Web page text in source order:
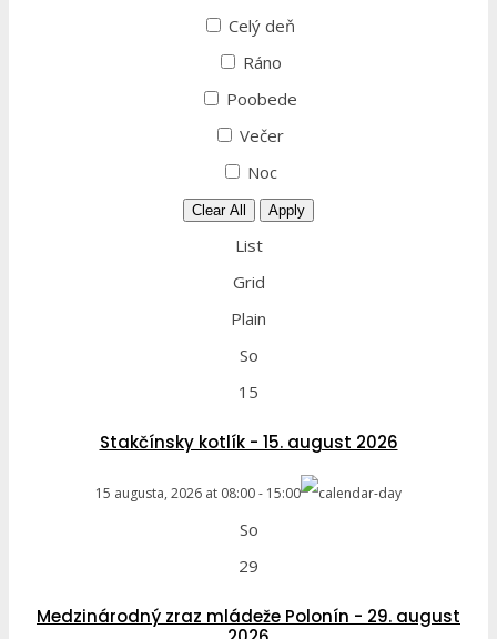
Celý deň
Ráno
Poobede
Večer
Noc
Clear All Apply
List
Grid
Plain
So
15
Stakčínsky kotlík - 15. august 2026
15 augusta, 2026 at 08:00- 15:00
So
29
Medzinárodný zraz mládeže Polonín - 29. august